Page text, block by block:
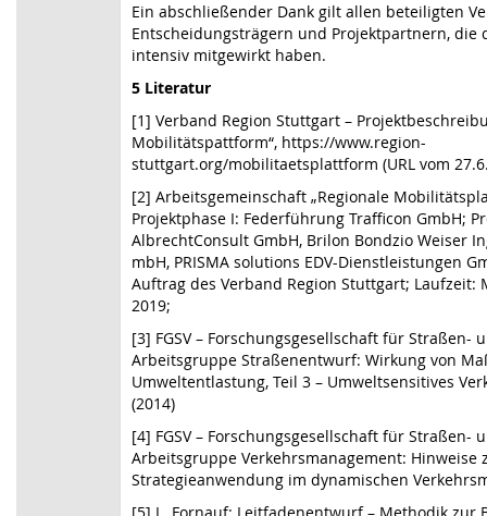
Ein abschließender Dank gilt allen beteiligten
Entscheidungsträgern und Projektpartnern, die
intensiv mitgewirkt haben.
5 Literatur
[1] Verband Region Stuttgart –
Mobilitätspattform“, https://www.region-
stuttgart.org/mobilitaetsplattform (URL vom
[2] Arbeitsgemeinschaft „Regionale
Projektphase I: Federführung Trafficon GmbH;
AlbrechtConsult GmbH, Brilon Bondzio Weiser
mbH, PRISMA solutions EDV-Dienstleistungen
Auftrag des Verband Region Stuttgart; Laufzeit:
2019;
[3] FGSV – Forschungsgesellschaft für Straßen-
Arbeitsgruppe Straßenentwurf: Wirkung von
Umweltentlastung, Teil 3 – Umweltsensitives
(2014)
[4] FGSV – Forschungsgesellschaft für Straßen-
Arbeitsgruppe Verkehrsmanagement: Hinweise
Strategieanwendung im dynamischen